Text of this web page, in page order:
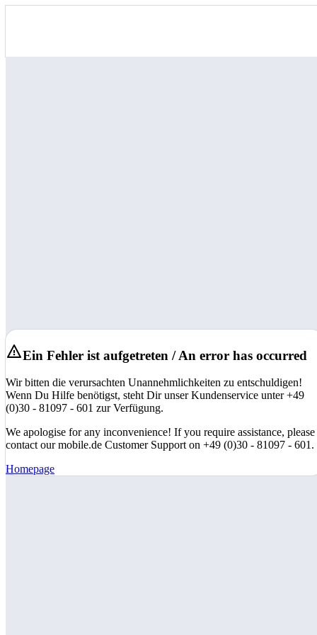
Ein Fehler ist aufgetreten / An error has occurred
Wir bitten die verursachten Unannehmlichkeiten zu entschuldigen!
Wenn Du Hilfe benötigst, steht Dir unser Kundenservice unter +49
(0)30 - 81097 - 601 zur Verfügung.
We apologise for any inconvenience! If you require assistance, please
contact our mobile.de Customer Support on +49 (0)30 - 81097 - 601.
Homepage